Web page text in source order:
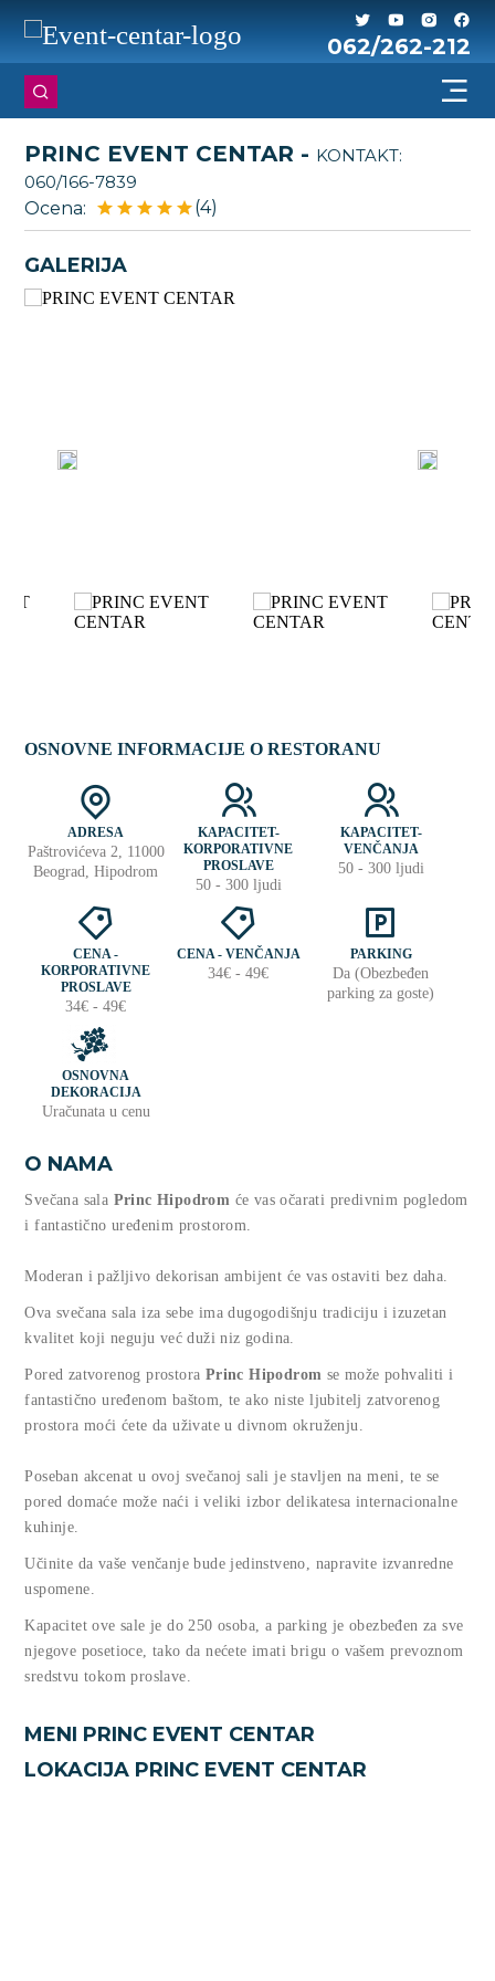
062/262-212
PRINC EVENT CENTAR - KONTAKT:
060/166-7839
Ocena:
(4)
GALERIJA
OSNOVNE INFORMACIJE O RESTORANU
ADRESA
Paštrovićeva 2, 11000
Beograd, Hipodrom
KAPACITET-
KORPORATIVNE
PROSLAVE
50 - 300 ljudi
KAPACITET-
VENČANJA
50 - 300 ljudi
CENA -
KORPORATIVNE
PROSLAVE
34€ - 49€
CENA - VENČANJA
34€ - 49€
PARKING
Da (Obezbeđen
parking za goste)
OSNOVNA
DEKORACIJA
Uračunata u cenu
O NAMA
Svečana sala Princ Hipodrom će vas očarati predivnim pogledom
i fantastično uređenim prostorom.
Moderan i pažljivo dekorisan ambijent će vas ostaviti bez daha.
Ova svečana sala iza sebe ima dugogodišnju tradiciju i izuzetan
kvalitet koji neguju već duži niz godina.
Pored zatvorenog prostora Princ Hipodrom se može pohvaliti i
fantastično uređenom baštom, te ako niste ljubitelj zatvorenog
prostora moći ćete da uživate u divnom okruženju.
Poseban akcenat u ovoj svečanoj sali je stavljen na meni, te se
pored domaće može naći i veliki izbor delikatesa internacionalne
kuhinje.
Učinite da vaše venčanje bude jedinstveno, napravite izvanredne
uspomene.
Kapacitet ove sale je do 250 osoba, a parking je obezbeđen za sve
njegove posetioce, tako da nećete imati brigu o vašem prevoznom
sredstvu tokom proslave.
MENI PRINC EVENT CENTAR
LOKACIJA PRINC EVENT CENTAR